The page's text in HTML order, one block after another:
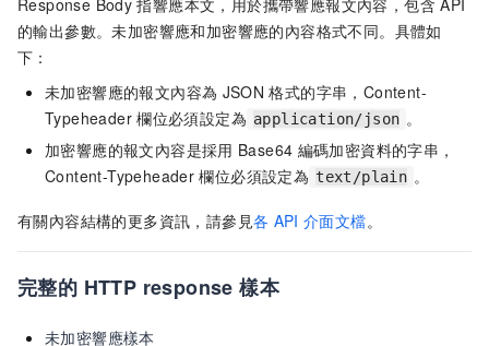
Response Body 指響應本文，用於攜帶響應報文內容，包含 API
的輸出參數。未加密響應和加密響應的內容格式不同。具體如
下：
未加密響應的報文內容為 JSON 格式的字串，Content-
Typeheader 欄位必須設定為 application/json 。
加密響應的報文內容是採用 Base64 編碼加密資料的字串，
Content-Typeheader 欄位必須設定為 text/plain 。
有關內容結構的更多資訊，請參見各 API 介面文檔。
完整的 HTTP response 樣本
未加密響應樣本